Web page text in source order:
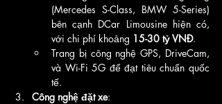
(Mercedes S-Class, BMW 5-Series)
bên cạnh DCar Limousine hiện có,
với chi phí khoảng 15-30 tỷ VNĐ.
Trang bị công nghệ GPS, DriveCam,
và Wi-Fi 5G để đạt tiêu chuẩn quốc
tế.
Công nghệ đặt xe: